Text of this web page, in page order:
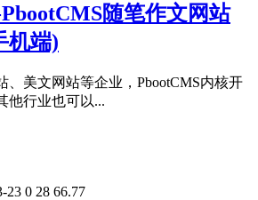
随笔作文网站
机端)
、美文网站等企业，PbootCMS内核开
他行业也可以...
23 0 28 66.77